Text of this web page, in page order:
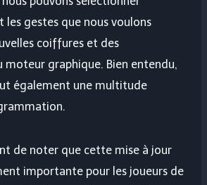
gestes que nous voulons
coiffures et des
moteur graphique. Bien entendu,
également une multitude
de noter que cette mise à jour
importante pour les joueurs de